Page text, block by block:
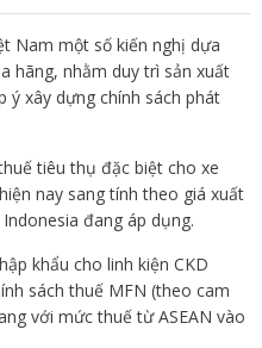
Nam một số kiến nghị dựa
hãng, nhằm duy trì sản xuất
ý xây dựng chính sách phát
tiêu thụ đặc biệt cho xe
nay sang tính theo giá xuất
đang áp dụng.
khẩu cho linh kiện CKD
sách thuế MFN (theo cam
với mức thuế từ ASEAN vào